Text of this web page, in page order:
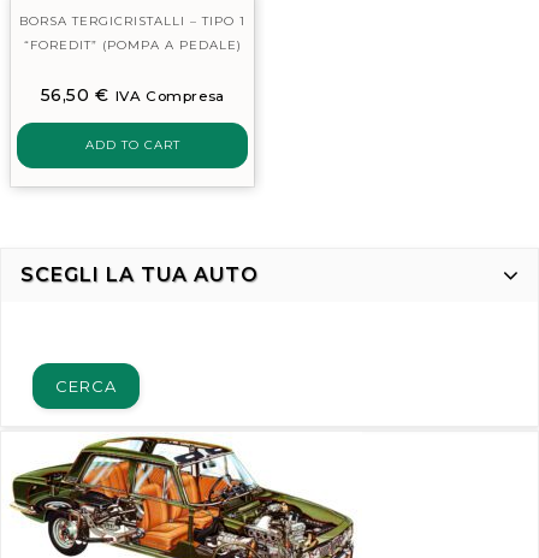
BORSA TERGICRISTALLI – TIPO 1
“FOREDIT” (POMPA A PEDALE)
56,50€ IVA Compresa
ADD TO CART
SCEGLI LA TUA AUTO